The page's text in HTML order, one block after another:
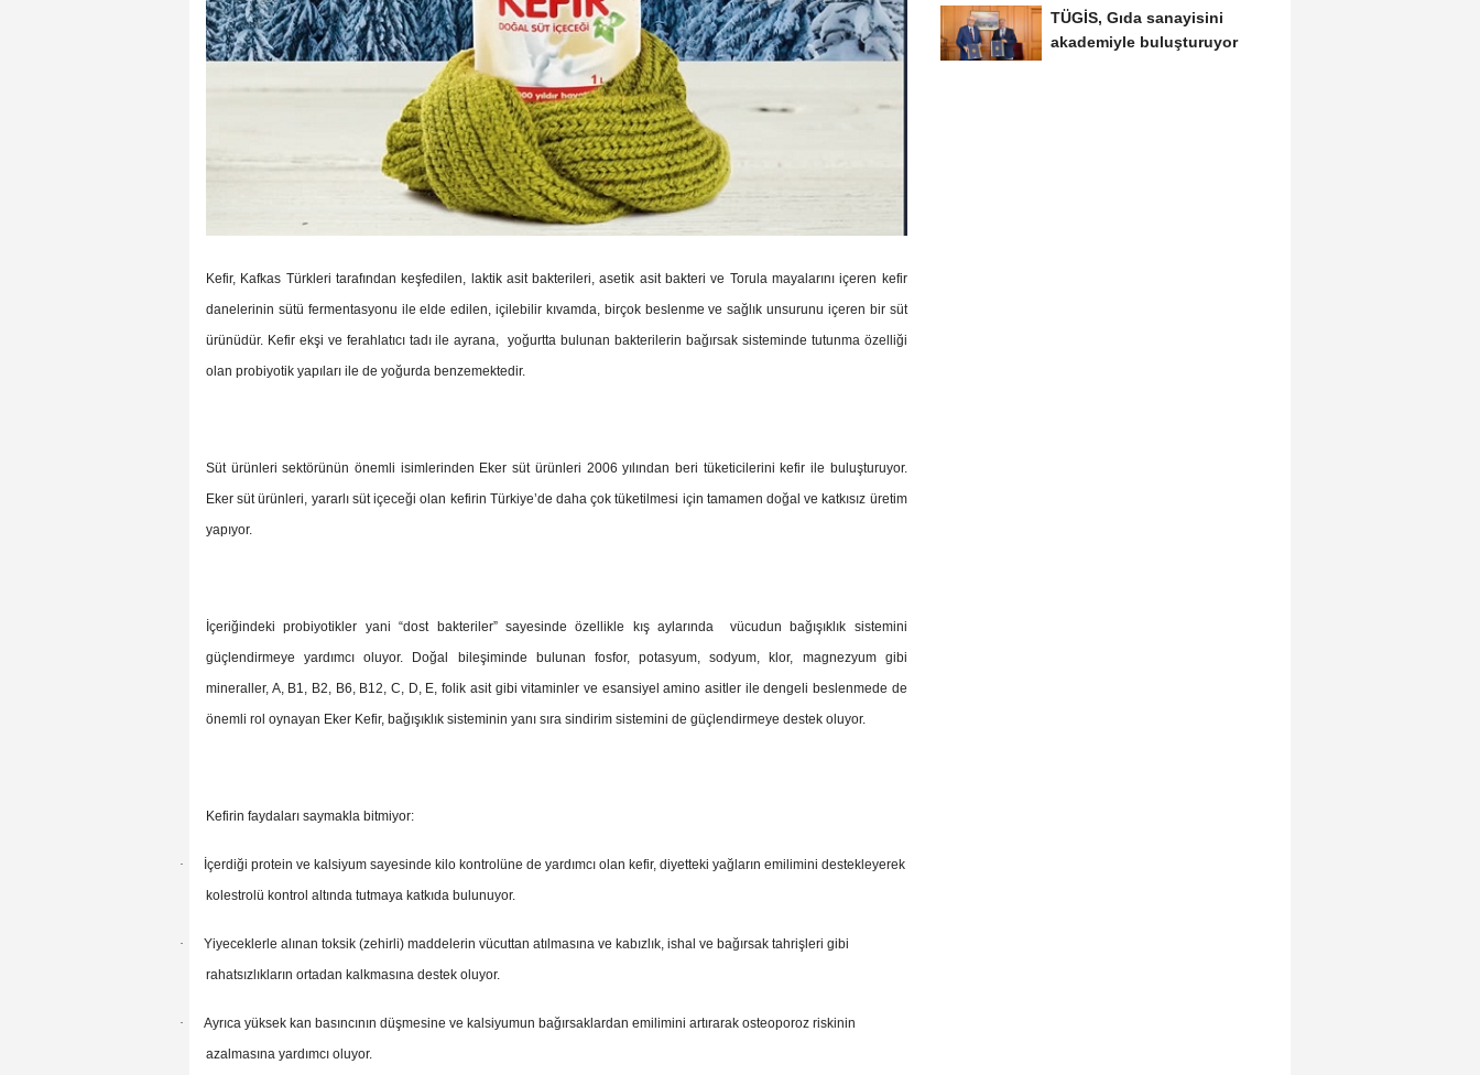
Kefir, Kafkas Türkleri tarafından keşfedilen, laktik asit bakterileri, asetik asit bakteri ve Torula mayalarını içeren kefir
danelerinin sütü fermentasyonu ile elde edilen, içilebilir kıvamda, birçok beslenme ve sağlık unsurunu içeren bir süt
ürünüdür. Kefir ekşi ve ferahlatıcı tadı ile ayrana, yoğurtta bulunan bakterilerin bağırsak sisteminde tutunma özelliği
olan probiyotik yapıları ile de yoğurda benzemektedir.
Süt ürünleri sektörünün önemli isimlerinden Eker süt ürünleri 2006 yılından beri tüketicilerini kefir ile buluşturuyor.
Eker süt ürünleri, yararlı süt içeceği olan kefirin Türkiye’de daha çok tüketilmesi için tamamen doğal ve katkısız üretim
yapıyor.
İçeriğindeki probiyotikler yani “dost bakteriler” sayesinde özellikle kış aylarında vücudun bağışıklık sistemini
güçlendirmeye yardımcı oluyor. Doğal bileşiminde bulunan fosfor, potasyum, sodyum, klor, magnezyum gibi
mineraller, A, B1, B2, B6, B12, C, D, E, folik asit gibi vitaminler ve esansiyel amino asitler ile dengeli beslenmede de
önemli rol oynayan Eker Kefir, bağışıklık sisteminin yanı sıra sindirim sistemini de güçlendirmeye destek oluyor.
Kefirin faydaları saymakla bitmiyor:
·
İçerdiği protein ve kalsiyum sayesinde kilo kontrolüne de yardımcı olan kefir, diyetteki yağların emilimini destekleyerek
kolestrolü kontrol altında tutmaya katkıda bulunuyor.
·
Yiyeceklerle alınan toksik (zehirli) maddelerin vücuttan atılmasına ve kabızlık, ishal ve bağırsak tahrişleri gibi
rahatsızlıkların ortadan kalkmasına destek oluyor.
·
Ayrıca yüksek kan basıncının düşmesine ve kalsiyumun bağırsaklardan emilimini artırarak osteoporoz riskinin
azalmasına yardımcı oluyor.
TÜGİS, Gıda sanayisini
akademiyle buluşturuyor